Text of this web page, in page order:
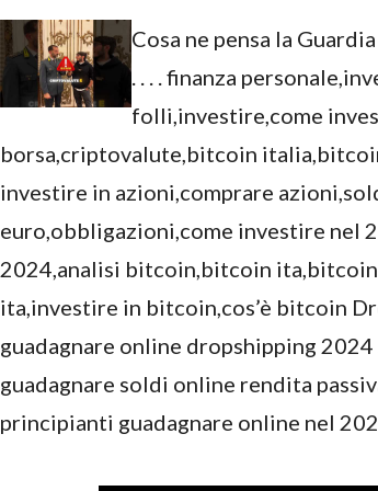
Cosa ne pensa la
. . . . finanza
folli,investire,come
borsa,criptovalute,bitcoin
investire in azioni,comprare
euro,obbligazioni,come investire nel
2024,analisi bitcoin,bitcoin
ita,investire in bitcoin,cos’è bitcoin
guadagnare online dropshipping
guadagnare soldi online rendita
principianti guadagnare online nel